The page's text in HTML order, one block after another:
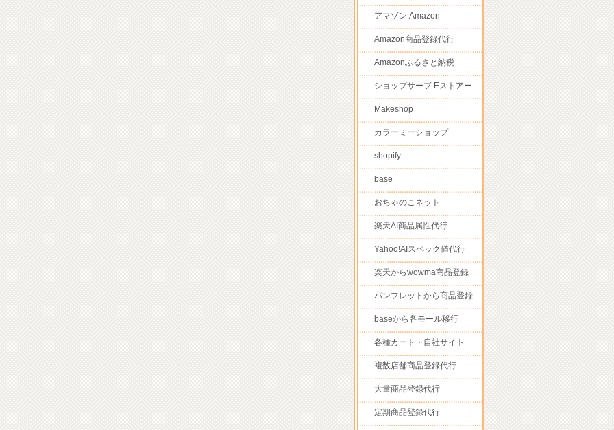
アマゾン Amazon
Amazon商品登録代行
Amazonふるさと納税
ショップサーブ Eストアー
Makeshop
カラーミーショップ
shopify
base
おちゃのこネット
楽天AI商品属性代行
Yahoo!AIスペック値代行
楽天からwowma商品登録
パンフレットから商品登録
baseから各モール移行
各種カート・自社サイト
複数店舗商品登録代行
大量商品登録代行
定期商品登録代行